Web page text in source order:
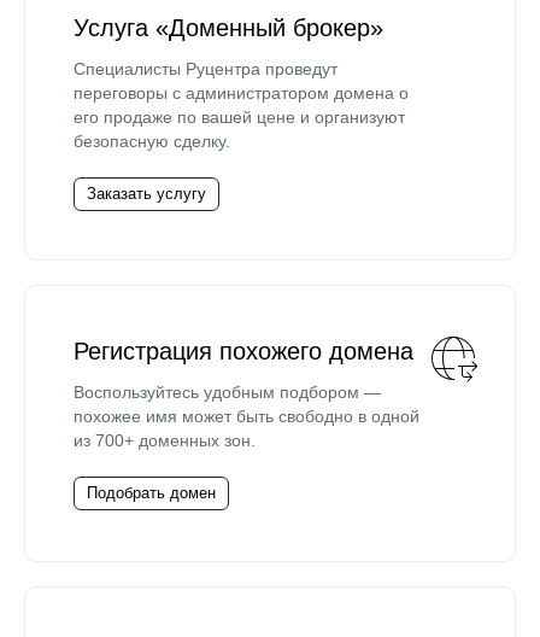
Услуга «Доменный брокер»
Специалисты Руцентра проведут
переговоры с администратором домена о
его продаже по вашей цене и организуют
безопасную сделку.
Заказать услугу
Регистрация похожего домена
Воспользуйтесь удобным подбором —
похожее имя может быть свободно в одной
из 700+ доменных зон.
Подобрать домен